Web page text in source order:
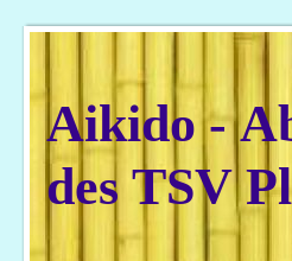
Aikido -
des TSV